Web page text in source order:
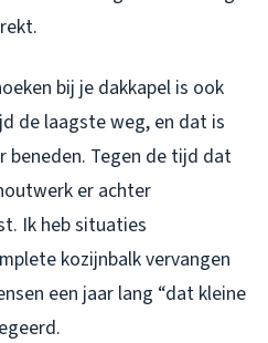
bij je dakkapel is ook
de laagste weg, en dat is
beneden. Tegen de tijd dat
er achter
Ik heb situaties
kozijnbalk vervangen
een jaar lang “dat kleine